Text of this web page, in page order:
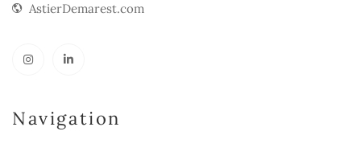
AstierDemarest.com
Navigation